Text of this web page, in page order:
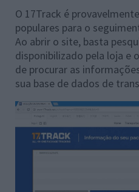
O 17Track é
populares para o
Ao abrir o site, basta
disponibilizado pela loja e
de procurar as
sua base de dados de